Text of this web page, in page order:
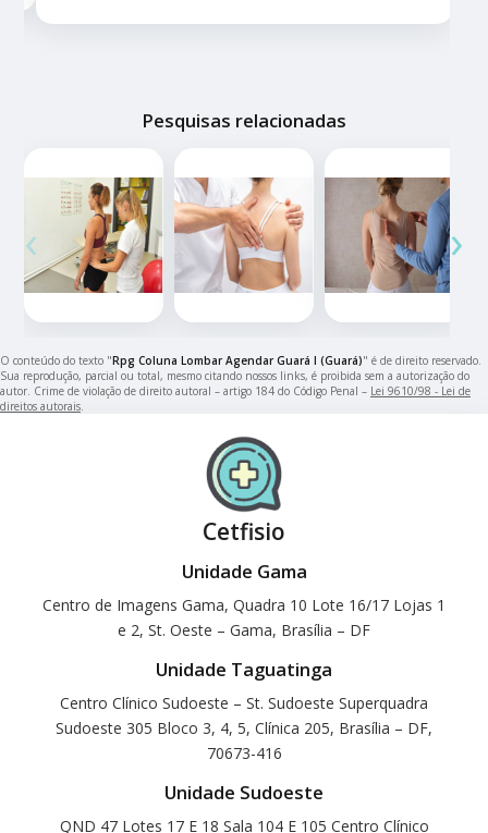
Pesquisas relacionadas
‹ ›
O conteúdo do texto "Rpg Coluna Lombar Agendar Guará I (Guará)" é de direito reservado.
Sua reprodução, parcial ou total, mesmo citando nossos links, é proibida sem a autorização do
autor. Crime de violação de direito autoral – artigo 184 do Código Penal – Lei 9610/98 - Lei de
direitos autorais
Cetfisio
Unidade Gama
Centro de Imagens Gama, Quadra 10 Lote 16/17 Lojas 1
e 2, St. Oeste – Gama, Brasília – DF
Unidade Taguatinga
Centro Clínico Sudoeste – St. Sudoeste Superquadra
Sudoeste 305 Bloco 3, 4, 5, Clínica 205, Brasília – DF,
70673-416
Unidade Sudoeste
QND 47 Lotes 17 E 18 Sala 104 E 105 Centro Clínico